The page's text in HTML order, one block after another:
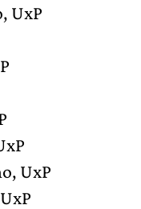
UxP
UxP